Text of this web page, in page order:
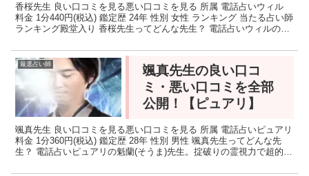
香桜先生 良い口コミを見る悪い口コミを見る 所属 電話占いウィル
料金 1分440円(税込) 鑑定歴 24年 性別 女性 ランキング 当たる占い師
ランキング殿堂入り 香桜先生ってどんな先生？ 電話占いウィルの占
厳選占い師
颯真先生の良い口コ
ミ・悪い口コミを全部
公開！【ピュアリ】
颯真先生 良い口コミを見る悪い口コミを見る 所属 電話占いピュアリ
料金 1分360円(税込) 鑑定歴 28年 性別 男性 颯真先生ってどんな先
生？ 電話占いピュアリの魁蘭(そうま)先生。掟破りの霊視力で超的中